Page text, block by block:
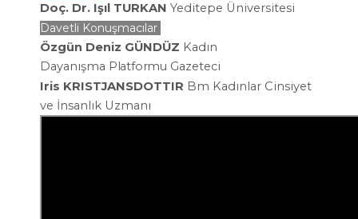
Doç. Dr. Işıl TURKAN Yeditepe Üniversitesi
Davetli Konuşmacılar
Özgün Deniz GÜNDÜZ Kadın
Dayanışma Platformu Gazeteci
Iris KRISTJANSDOTTIR Bm Kadınlar Cinsiyet
ve İnsanlık Uzmanı